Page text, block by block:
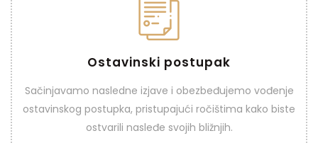
Ostavinski postupak
Sačinjavamo nasledne izjave i obezbeđujemo vođenje
ostavinskog postupka, pristupajući ročištima kako biste
ostvarili nasleđe svojih bližnjih.
Ostavinski postupak
VIDI VIŠE